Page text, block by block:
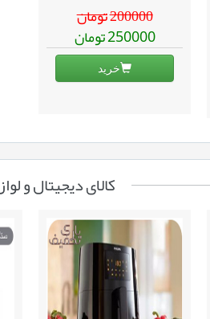
200000تومان
250000تومان
خرید
کالای دیجیتال و